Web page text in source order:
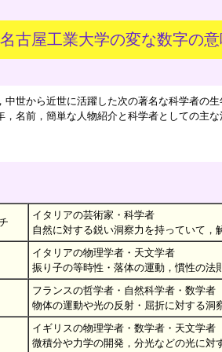
名古屋工業大学の変な数字の
世から近世に活躍した次の著名な科学者の
，名前，簡単な人物紹介と科学者としての主な
イタリアの芸術家・科学者
自然に対する鋭い洞察力を持っていて，
イタリアの物理学者・天文学者
振り子の等時性・落体の運動，慣性の法
フランスの哲学者・自然科学者・数学者
物体の運動や光の反射・屈折に対する洞
イギリスの物理学者・数学者・天文学者
微積分や力学の開発，分光などの光に対